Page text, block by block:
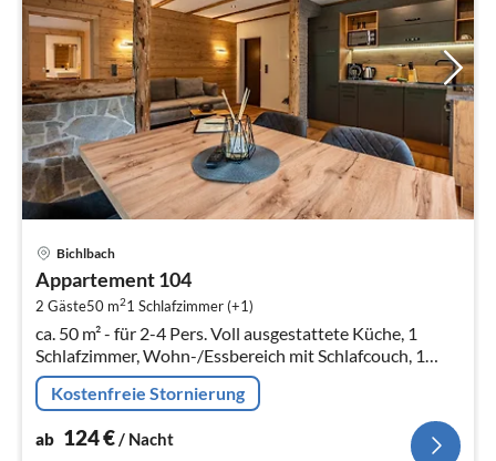
Bichlbach
Appartement 104
2 Gäste50 m21 Schlafzimmer (+1)
ca. 50 m² - für 2-4 Pers. Voll ausgestattete Küche, 1
Schlafzimmer, Wohn-/Essbereich mit Schlafcouch, 1
Badezimmer mit DU/WC, SAT-TV, kostenloses W-LAN,
Terrasse
Kostenfreie Stornierung
ab 124€ / Nacht